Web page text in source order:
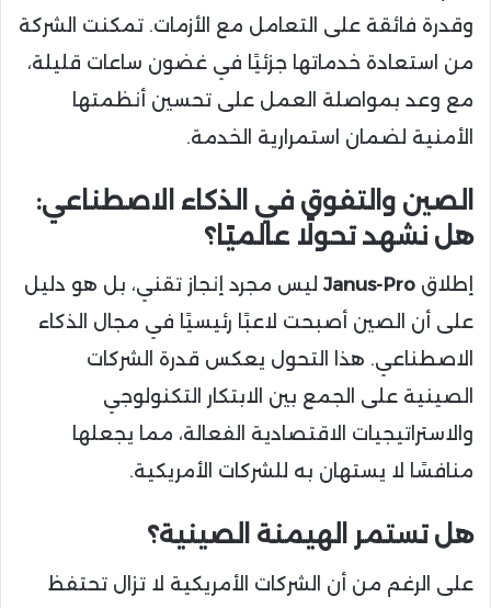
وقدرة فائقة على التعامل مع الأزمات. تمكنت الشركة
من استعادة خدماتها جزئيًا في غضون ساعات قليلة،
مع وعد بمواصلة العمل على تحسين أنظمتها
الأمنية لضمان استمرارية الخدمة.
الصين والتفوق في الذكاء الاصطناعي:
هل نشهد تحولًا عالميًا؟
إطلاق Janus-Pro ليس مجرد إنجاز تقني، بل هو دليل
على أن الصين أصبحت لاعبًا رئيسيًا في مجال الذكاء
الاصطناعي. هذا التحول يعكس قدرة الشركات
الصينية على الجمع بين الابتكار التكنولوجي
والاستراتيجيات الاقتصادية الفعالة، مما يجعلها
منافسًا لا يستهان به للشركات الأمريكية.
هل تستمر الهيمنة الصينية؟
على الرغم من أن الشركات الأمريكية لا تزال تحتفظ